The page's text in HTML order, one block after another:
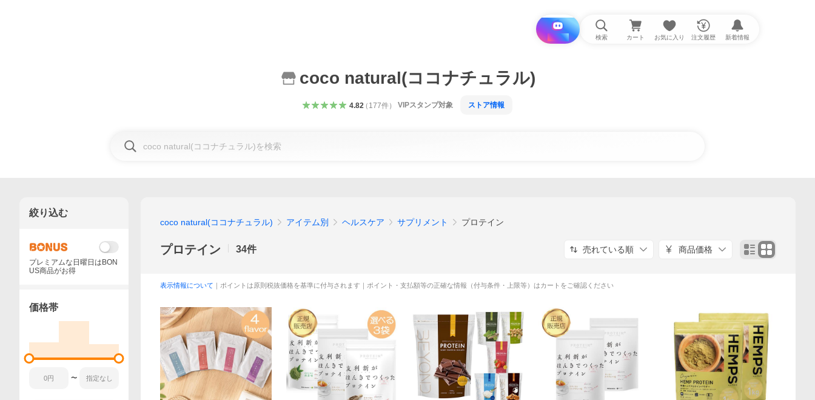
i と探す 検索 カート お気に入り 注文履歴 新着情報
coco natural(ココナチュラル)
4.82（ 177件） VIPスタンプ対象 ストア情報
coco natural(ココナチュラル) アイテム別 ヘルスケア サプリメント プロテイン
プロテイン 34件 売れている順 商品価格
表示情報について ｜ポイントは原則税抜価格を基準に付与されます｜ポイント・支払額等の正確な情報（付与条件・上限等）はカートをご確認ください
絞り込む
プレミアムな日曜日はBON
US商品がお得
価格帯
〜